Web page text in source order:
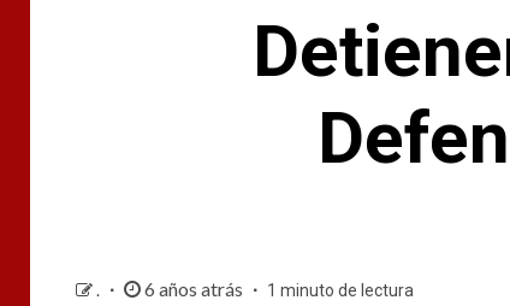
. 6 años atrás 1 minuto de lectura